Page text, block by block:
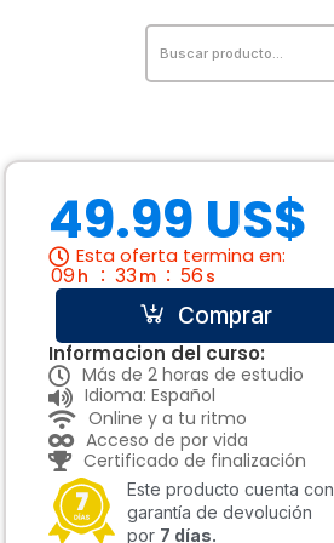
49.99 US$
Esta oferta termina en:
09 h 33 m 55 s
Comprar
Informacion del curso:
Más de 2 horas de estudio
Idioma: Español
Online y a tu ritmo
Acceso de por vida
Certificado de finalización
Este producto cuenta con
garantía de devolución
por 7 días.